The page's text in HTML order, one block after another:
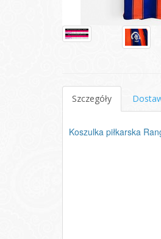
Szczegóły
Koszulka piłkarska